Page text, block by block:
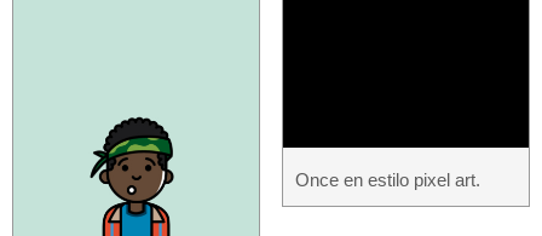
Once en estilo pixel art.